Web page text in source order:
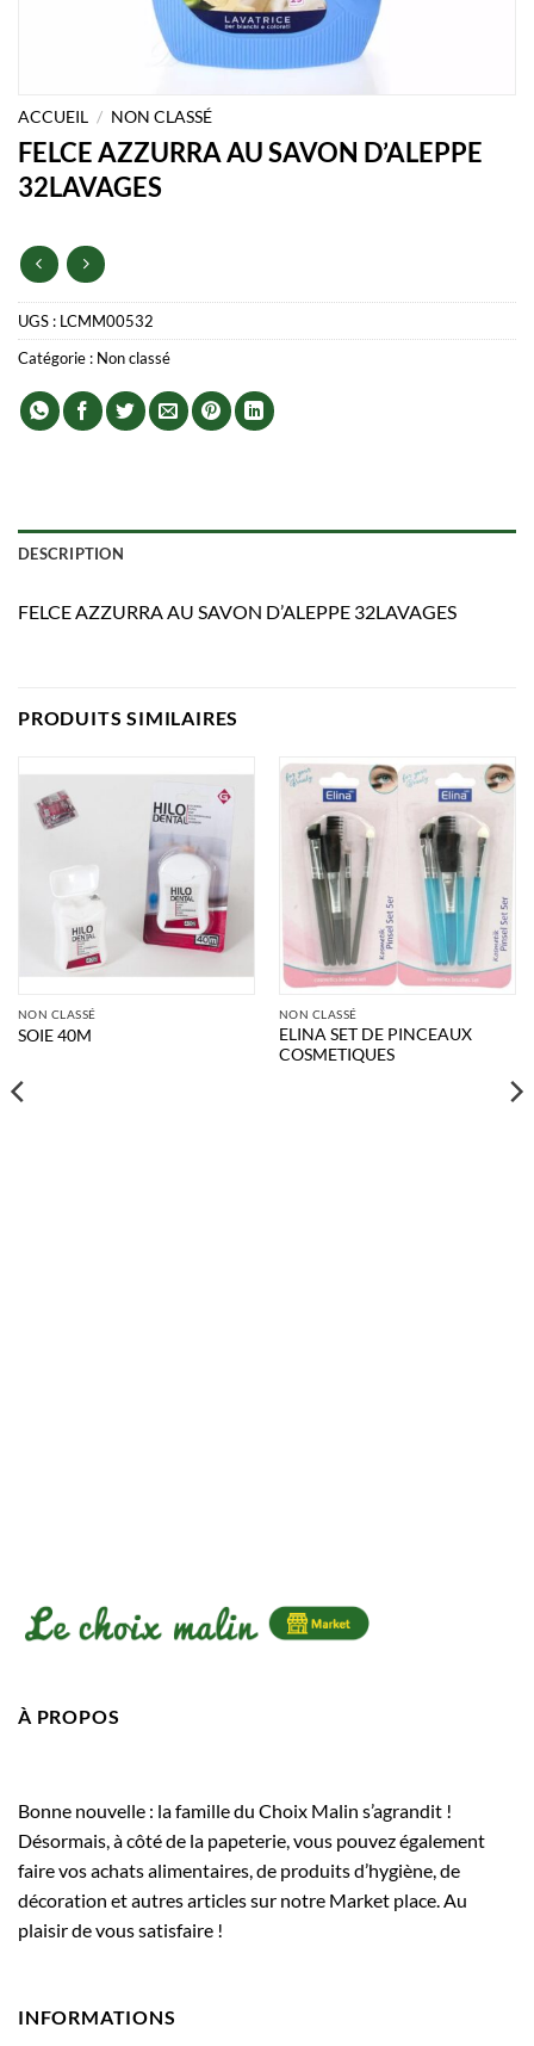
ACCUEIL / NON CLASSÉ
FELCE AZZURRA AU SAVON D’ALEPPE
32LAVAGES
UGS : LCMM00532
Catégorie : Non classé
DESCRIPTION
FELCE AZZURRA AU SAVON D’ALEPPE 32LAVAGES
PRODUITS SIMILAIRES
NON CLASSÉ
SOIE 40M
NON CLASSÉ
ELINA SET DE PINCEAUX
COSMETIQUES
À PROPOS
Bonne nouvelle : la famille du Choix Malin s’agrandit !
Désormais, à côté de la papeterie, vous pouvez également
faire vos achats alimentaires, de produits d’hygiène, de
décoration et autres articles sur notre Market place. Au
plaisir de vous satisfaire !
INFORMATIONS